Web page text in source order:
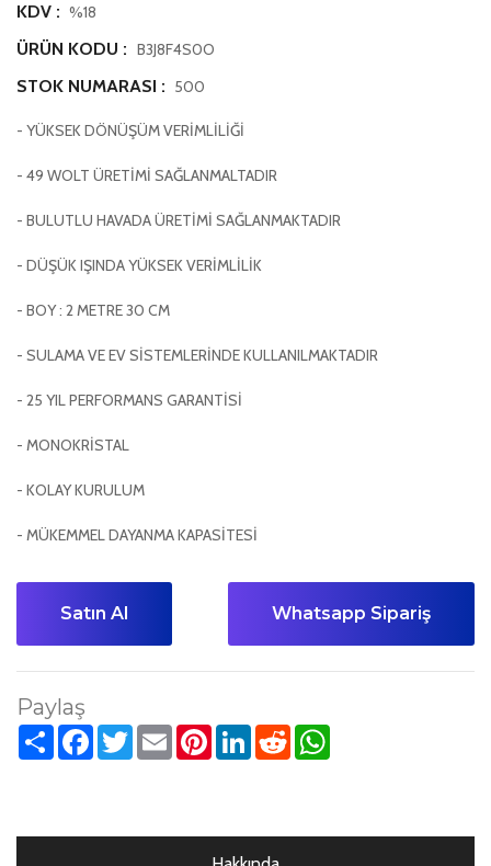
KDV : %18
ÜRÜN KODU : B3J8F4S0O
STOK NUMARASI : 500
- YÜKSEK DÖNÜŞÜM VERİMLİLİĞİ
- 49 WOLT ÜRETİMİ SAĞLANMALTADIR
- BULUTLU HAVADA ÜRETİMİ SAĞLANMAKTADIR
- DÜŞÜK IŞINDA YÜKSEK VERİMLİLİK
- BOY : 2 METRE 30 CM
- SULAMA VE EV SİSTEMLERİNDE KULLANILMAKTADIR
- 25 YIL PERFORMANS GARANTİSİ
- MONOKRİSTAL
- KOLAY KURULUM
- MÜKEMMEL DAYANMA KAPASİTESİ
Satın Al Whatsapp Sipariş
Paylaş
Paylaş FacebookTwitterEmail PinterestLinkedInReddit